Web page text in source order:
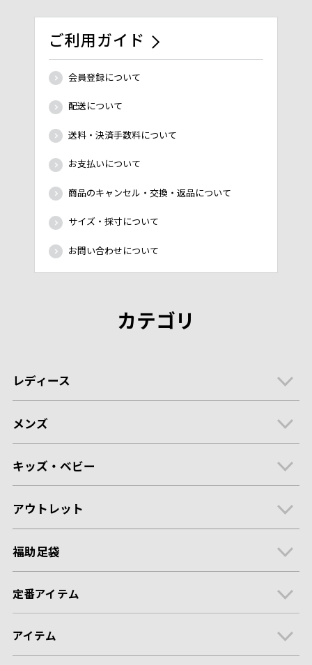
ご利用ガイド
会員登録について
配送について
送料・決済手数料について
お支払いについて
商品のキャンセル・交換・返品について
サイズ・採寸について
お問い合わせについて
カテゴリ
レディース
メンズ
キッズ・ベビー
アウトレット
福助足袋
定番アイテム
アイテム